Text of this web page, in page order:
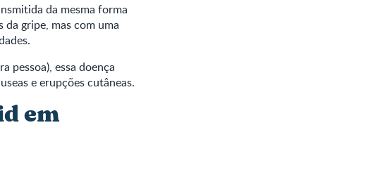
da mesma forma
gripe, mas com uma
pessoa), essa doença
e erupções cutâneas.
em